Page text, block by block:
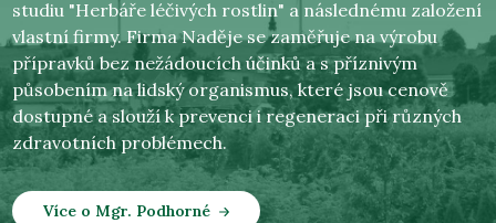
studiu "Herbáře léčivých rostlin" a následnému založení
vlastní firmy. Firma Naděje se zaměřuje na výrobu
přípravků bez nežádoucích účinků a s příznivým
působením na lidský organismus, které jsou cenově
dostupné a slouží k prevenci i regeneraci při různých
zdravotních problémech.
Více o Mgr. Podhorné